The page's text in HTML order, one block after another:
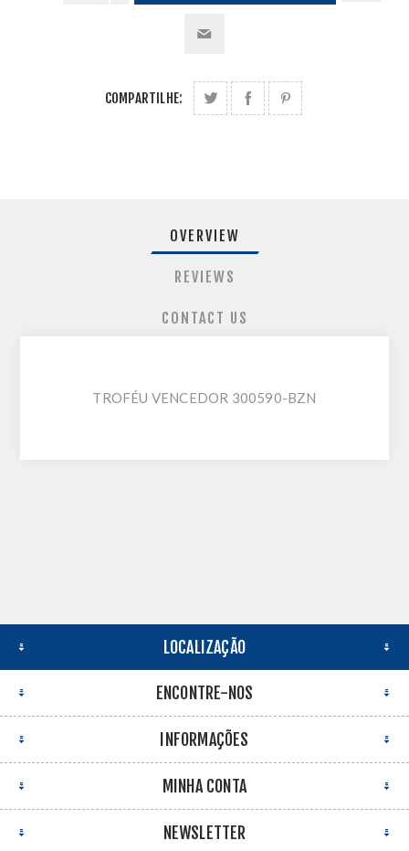
COMPARTILHE:
OVERVIEW
REVIEWS
CONTACT US
TROFÉU VENCEDOR 300590-BZN
LOCALIZAÇÃO
ENCONTRE-NOS
INFORMAÇÕES
MINHA CONTA
NEWSLETTER